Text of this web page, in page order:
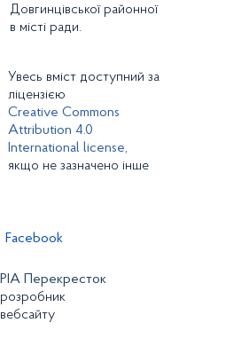
Довгинцівської районної
в місті ради.
Увесь вміст доступний за
ліцензією
Creative Commons
Attribution 4.0
International license,
якщо не зазначено інше
Facebook
РІА Перекресток
розробник
вебсайту